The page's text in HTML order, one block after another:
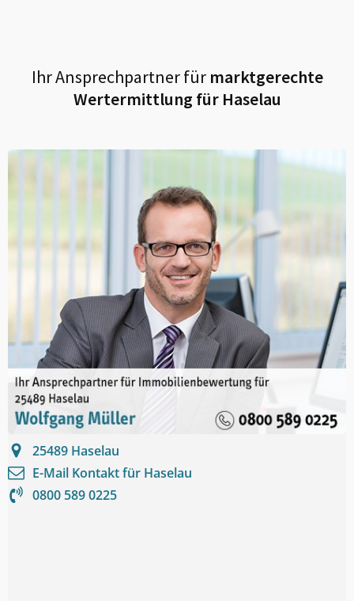
Ihr Ansprechpartner fürmarktgerechte
Wertermittlung für Haselau
25489 Haselau
E-Mail Kontakt für Haselau
0800 589 0225